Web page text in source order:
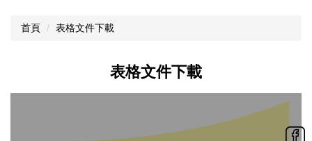
首頁 表格文件下載
表格文件下載